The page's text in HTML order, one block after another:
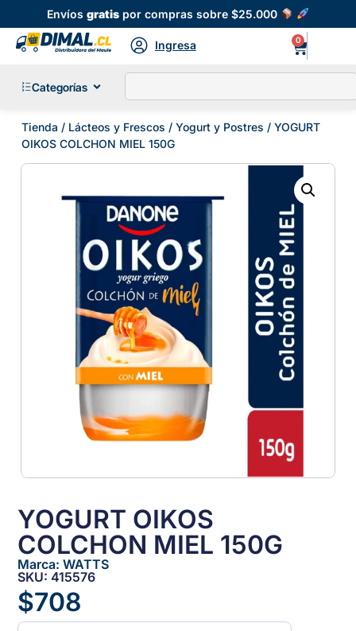
Envíosgratis por compras sobre $25.000
Ingresa 0
Categorías
Tienda / Lácteos y Frescos / Yogurt y Postres / YOGURT
OIKOS COLCHON MIEL 150G
YOGURT OIKOS
COLCHON MIEL 150G
Marca:WATTS
SKU: 415576
$708